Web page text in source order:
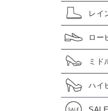
レイ
ロー
ミド
ハイ
SALE